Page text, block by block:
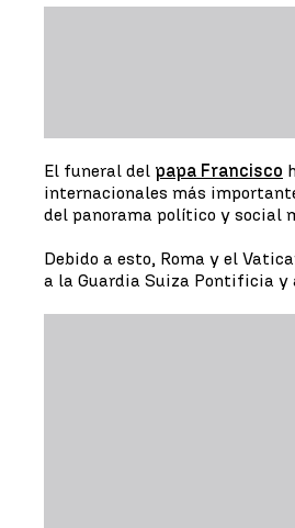
El funeral del papa Francisco
internacionales más
del panorama político y social
Debido a esto, Roma y el
a la Guardia Suiza Pontificia y